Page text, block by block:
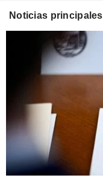
Noticias principales